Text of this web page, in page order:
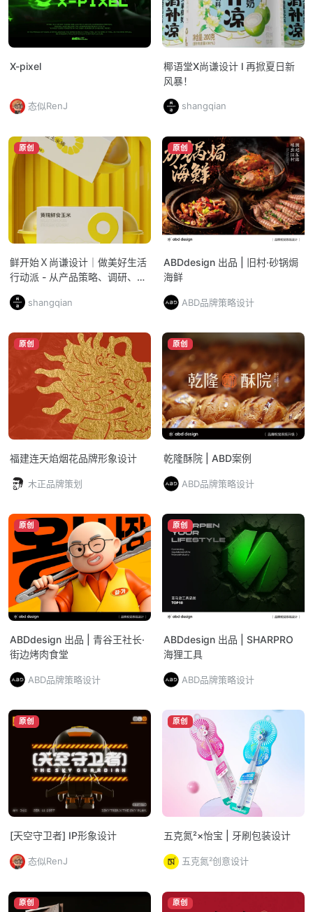
X-pixel
态似RenJ
椰语堂X尚谦设计 l 再掀夏日新
风暴！
shangqian
原创
鲜开始Ｘ尚谦设计｜做美好生活
行动派 - 从产品策略、调研、研
牌全案CAS
shangqian
原创
ABDdesign 出品 | 旧村·砂锅焗
海鲜
ABD品牌策略设计
原创
福建连天焰烟花品牌形象设计
木正品牌策划
原创
乾隆酥院 | ABD案例
ABD品牌策略设计
原创
ABDdesign 出品 | 青谷王社长·
街边烤肉食堂
ABD品牌策略设计
原创
ABDdesign 出品 | SHARPRO
海狸工具
ABD品牌策略设计
原创
[天空守卫者] IP形象设计
态似RenJ
原创
五克氮²×怡宝 | 牙刷包装设计
五克氮²创意设计
原创 原创